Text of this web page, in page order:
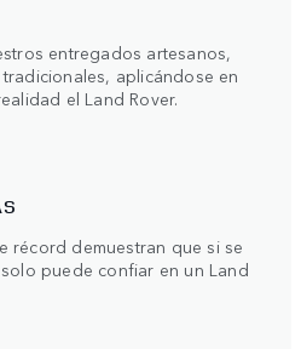
entregados artesanos,
aplicándose en
el Land Rover.
récord demuestran que si se
puede confiar en un Land